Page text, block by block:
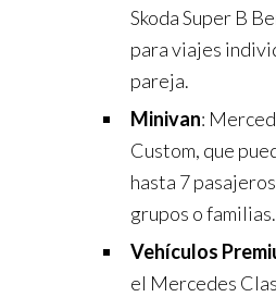
Skoda Super B
para viajes
pareja.
Minivan:
Custom, que
hasta 7
grupos o familias.
Vehículos
el Mercedes